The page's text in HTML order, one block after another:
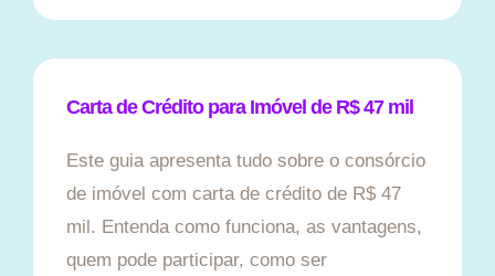
Carta de Crédito para Imóvel de R$ 47 mil
Este guia apresenta tudo sobre o consórcio
de imóvel com carta de crédito de R$ 47
mil. Entenda como funciona, as vantagens,
quem pode participar, como ser